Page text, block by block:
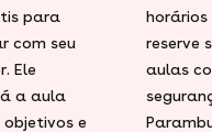
para
com seu
Ele
a aula
objetivos e
horários
reserve
aulas